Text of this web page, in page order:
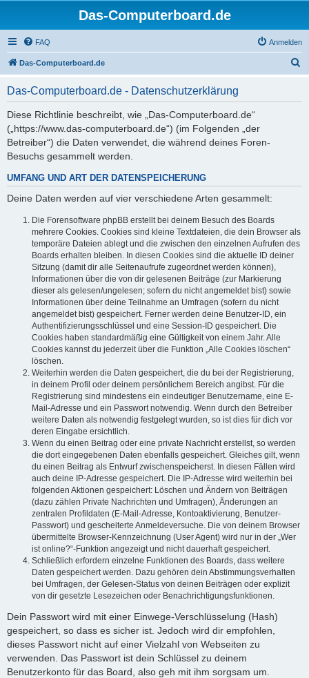
Das-Computerboard.de
FAQ Anmelden
Das-Computerboard.de
Das-Computerboard.de - Datenschutzerklärung
Diese Richtlinie beschreibt, wie „Das-Computerboard.de“
(„https://www.das-computerboard.de“) (im Folgenden „der
Betreiber“) die Daten verwendet, die während deines Foren-
Besuchs gesammelt werden.
UMFANG UND ART DER DATENSPEICHERUNG
Deine Daten werden auf vier verschiedene Arten gesammelt:
Die Forensoftware phpBB erstellt bei deinem Besuch des Boards
mehrere Cookies. Cookies sind kleine Textdateien, die dein Browser als
temporäre Dateien ablegt und die zwischen den einzelnen Aufrufen des
Boards erhalten bleiben. In diesen Cookies sind die aktuelle ID deiner
Sitzung (damit dir alle Seitenaufrufe zugeordnet werden können),
Informationen über die von dir gelesenen Beiträge (zur Markierung
dieser als gelesen/ungelesen; sofern du nicht angemeldet bist) sowie
Informationen über deine Teilnahme an Umfragen (sofern du nicht
angemeldet bist) gespeichert. Ferner werden deine Benutzer-ID, ein
Authentifizierungsschlüssel und eine Session-ID gespeichert. Die
Cookies haben standardmäßig eine Gültigkeit von einem Jahr. Alle
Cookies kannst du jederzeit über die Funktion „Alle Cookies löschen“
löschen.
Weiterhin werden die Daten gespeichert, die du bei der Registrierung,
in deinem Profil oder deinem persönlichem Bereich angibst. Für die
Registrierung sind mindestens ein eindeutiger Benutzername, eine E-
Mail-Adresse und ein Passwort notwendig. Wenn durch den Betreiber
weitere Daten als notwendig festgelegt wurden, so ist dies für dich vor
deren Eingabe ersichtlich.
Wenn du einen Beitrag oder eine private Nachricht erstellst, so werden
die dort eingegebenen Daten ebenfalls gespeichert. Gleiches gilt, wenn
du einen Beitrag als Entwurf zwischenspeicherst. In diesen Fällen wird
auch deine IP-Adresse gespeichert. Die IP-Adresse wird weiterhin bei
folgenden Aktionen gespeichert: Löschen und Ändern von Beiträgen
(dazu zählen Private Nachrichten und Umfragen), Änderungen an
zentralen Profildaten (E-Mail-Adresse, Kontoaktivierung, Benutzer-
Passwort) und gescheiterte Anmeldeversuche. Die von deinem Browser
übermittelte Browser-Kennzeichnung (User Agent) wird nur in der „Wer
ist online?“-Funktion angezeigt und nicht dauerhaft gespeichert.
Schließlich erfordern einzelne Funktionen des Boards, dass weitere
Daten gespeichert werden. Dazu gehören dein Abstimmungsverhalten
bei Umfragen, der Gelesen-Status von deinen Beiträgen oder explizit
von dir gesetzte Lesezeichen oder Benachrichtigungsfunktionen.
Dein Passwort wird mit einer Einwege-Verschlüsselung (Hash)
gespeichert, so dass es sicher ist. Jedoch wird dir empfohlen,
dieses Passwort nicht auf einer Vielzahl von Webseiten zu
verwenden. Das Passwort ist dein Schlüssel zu deinem
Benutzerkonto für das Board, also geh mit ihm sorgsam um.